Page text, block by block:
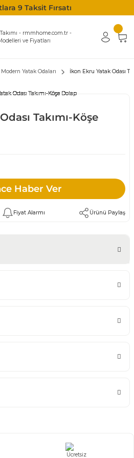
9 Taksit Fırsatı
Modern Yatak Odaları İkon Ekru Yatak Odası
Takımı-Köşe
Haber Ver
Fiyat Alarmı Ürünü Paylaş